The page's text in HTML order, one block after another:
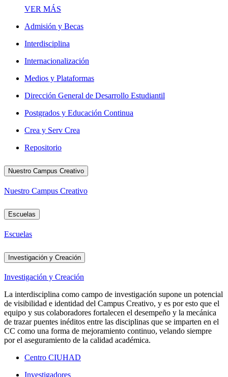
VER MÁS
Admisión y Becas
Interdisciplina
Internacionalización
Medios y Plataformas
Dirección General de Desarrollo Estudiantil
Postgrados y Educación Continua
Crea y Serv Crea
Repositorio
Nuestro Campus Creativo
Nuestro Campus Creativo
Escuelas
Escuelas
Investigación y Creación
Investigación y Creación
La interdisciplina como campo de investigación supone un potencial
de visibilidad e identidad del Campus Creativo, y es por esto que el
equipo y sus colaboradores fortalecen el desempeño y la mecánica
de trazar puentes inéditos entre las disciplinas que se imparten en el
CC como una forma de mejoramiento continuo, velando siempre
por el aseguramiento de la calidad académica.
Centro CIUHAD
Investigadores